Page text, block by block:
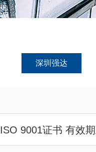
深圳强达
ISO 9001证书 有效